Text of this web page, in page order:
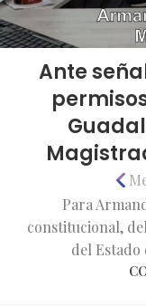
Ante
Para
constitucional,
del Estado